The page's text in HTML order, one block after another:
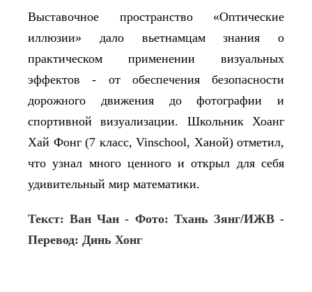
Выставочное пространство «Оптические
иллюзии» дало вьетнамцам знания о
практическом применении визуальных
эффектов - от обеспечения безопасности
дорожного движения до фотографии и
спортивной визуализации. Школьник Хоанг
Хай Фонг (7 класс, Vinschool, Ханой) отметил,
что узнал много ценного и открыл для себя
удивительный мир математики.
Текст: Ван Чан - Фото: Тхань Зянг/ИЖВ -
Перевод: Динь Хонг